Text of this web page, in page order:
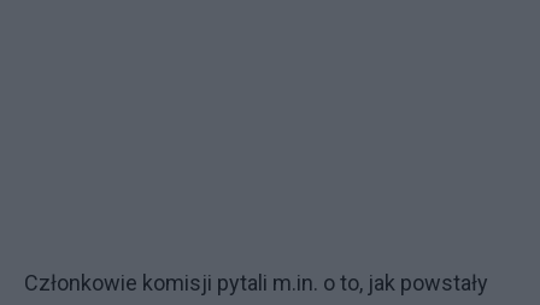
Członkowie komisji pytali m.in. o to, jak powstały